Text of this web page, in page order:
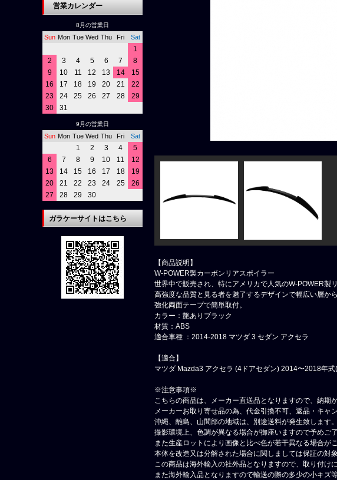
【商品説明】
W-POWER製カーボンリアスポイラー
世界中で販売され、特にアメリカで人気のW-POWER製
高強度な品質と見る者を魅了するデザインで幅広い層か
強化両面テープで簡単取付。
カラー：艶ありブラック
材質：ABS
適合車種 ：2014-2018 マツダ 3 セダン アクセラ
【適合】
マツダ Mazda3 アクセラ (4ドアセダン) 2014〜2018年
※注意事項※
こちらの商品は、メーカー直送品となりますので、納期
メーカーお取り寄せ品の為、代金引換不可、返品・キャ
沖縄、離島、山間部の地域は、別途送料が発生致します。
撮影環境上、色調が異なる場合が御座いますので予めご了
また生産ロットにより画像と比べ色が若干異なる場合が
本体を改造又は分解された場合に関しましては保証の対
この商品は海外輸入の社外品となりますので、取り付け
また海外輸入品となりますので輸送の際の多少の小キズ
営業カレンダー
8月の営業日
Sun Mon Tue Wed Thu Fri Sat
1
2
3 4 5 6 7
8
9
10 11 12 13 14
15
16
17 18 19 20 21
22
23
24 25 26 27 28
29
30
31
9月の営業日
Sun Mon Tue Wed Thu Fri Sat
1 2 3 4
5
6
7 8 9 10 11
12
13
14 15 16 17 18
19
20
21 22 23 24 25
26
27
28 29 30
ガラケーサイトはこちら